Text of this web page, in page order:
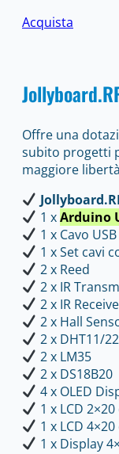
Acquista
Jollyboard
Offre una
subito progetti
maggiore
1 xArduino
1 x Cavo USB
1 x Set cavi
2 x Reed
2 x IR
2 x IR
2 x Hall
2 x DHT11/22
2 x LM35
2 x DS18B20
4 x OLED
1 x LCD
1 x LCD
1 x Display